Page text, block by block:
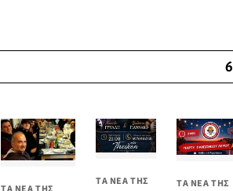
6
ΤΑ ΝΕΑ ΤΗΣ
ΤΑ ΝΕΑ ΤΗΣ